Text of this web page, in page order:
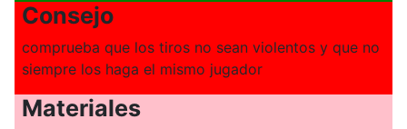
Consejo
comprueba que los tiros no sean violentos y que no
siempre los haga el mismo jugador
Materiales